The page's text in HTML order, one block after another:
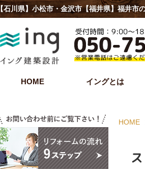
【石川県】小松市・金沢市【福井県】福井
HOME イングとは
HOME